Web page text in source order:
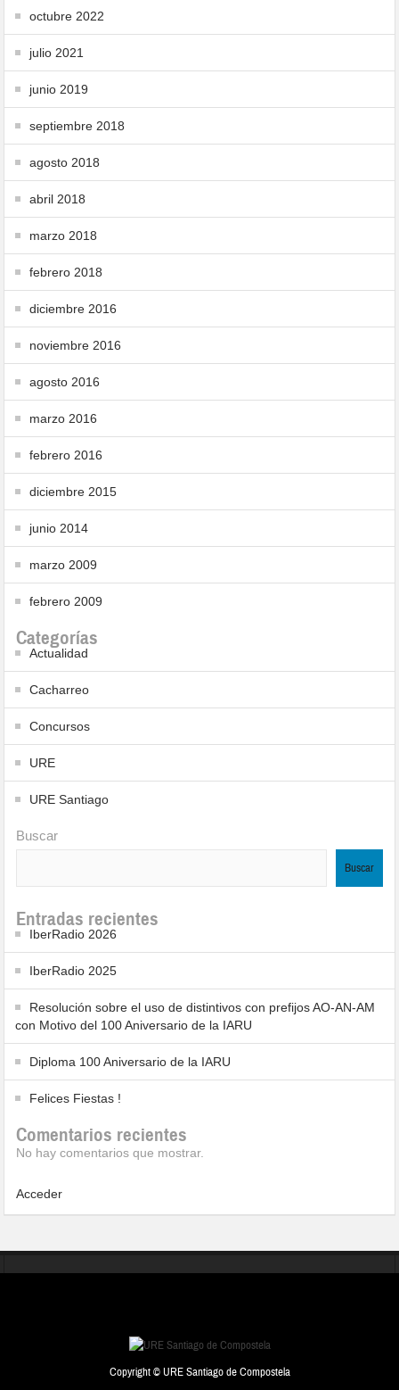
octubre 2022
julio 2021
junio 2019
septiembre 2018
agosto 2018
abril 2018
marzo 2018
febrero 2018
diciembre 2016
noviembre 2016
agosto 2016
marzo 2016
febrero 2016
diciembre 2015
junio 2014
marzo 2009
febrero 2009
Categorías
Actualidad
Cacharreo
Concursos
URE
URE Santiago
Buscar
Buscar
Entradas recientes
IberRadio 2026
IberRadio 2025
Resolución sobre el uso de distintivos con prefijos AO-AN-AM
con Motivo del 100 Aniversario de la IARU
Diploma 100 Aniversario de la IARU
Felices Fiestas !
Comentarios recientes
No hay comentarios que mostrar.
Acceder
Copyright © URE Santiago de Compostela